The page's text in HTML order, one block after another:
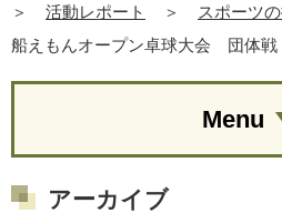
＞
活動レポート ＞ スポーツ
船えもんオープン卓球大会 団体戦
Menu
アーカイブ